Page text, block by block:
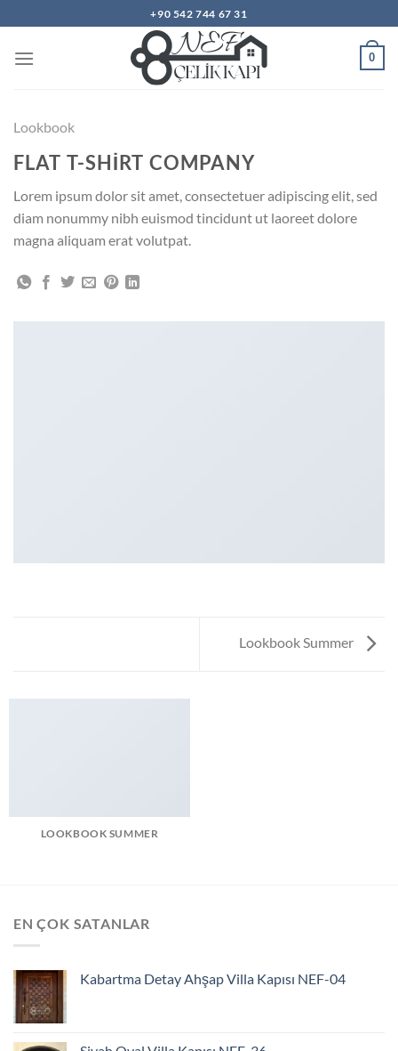
atla
+90 542 744 67 31
0
Lookbook
FLAT T-SHIRT COMPANY
Lorem ipsum dolor sit amet, consectetuer adipiscing elit, sed
diam nonummy nibh euismod tincidunt ut laoreet dolore
magna aliquam erat volutpat.
Lookbook Summer
LOOKBOOK SUMMER
EN ÇOK SATANLAR
Kabartma Detay Ahşap Villa Kapısı NEF-04